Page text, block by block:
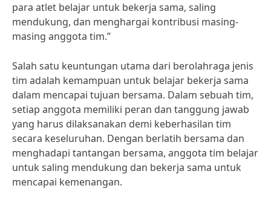
para atlet belajar untuk bekerja sama, saling
mendukung, dan menghargai kontribusi masing-
masing anggota tim.”
Salah satu keuntungan utama dari berolahraga jenis
tim adalah kemampuan untuk belajar bekerja sama
dalam mencapai tujuan bersama. Dalam sebuah tim,
setiap anggota memiliki peran dan tanggung jawab
yang harus dilaksanakan demi keberhasilan tim
secara keseluruhan. Dengan berlatih bersama dan
menghadapi tantangan bersama, anggota tim belajar
untuk saling mendukung dan bekerja sama untuk
mencapai kemenangan.